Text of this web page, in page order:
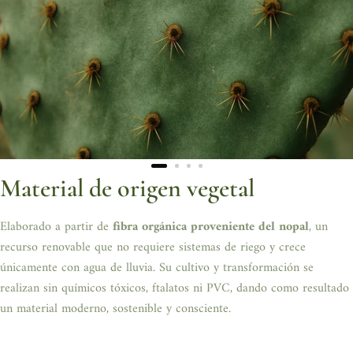
El Carignan no solo transporta botellas: transporta intención, estilo y
conciencia.
Cristobal Villegas - Artesanía que honra el origen, el propósito y la
belleza de lo hecho a mano.
Material de origen vegetal
Elaborado a partir de fibra orgánica proveniente del nopal, un
recurso renovable que no requiere sistemas de riego y crece
únicamente con agua de lluvia. Su cultivo y transformación se
realizan sin químicos tóxicos, ftalatos ni PVC, dando como resultado
un material moderno, sostenible y consciente.